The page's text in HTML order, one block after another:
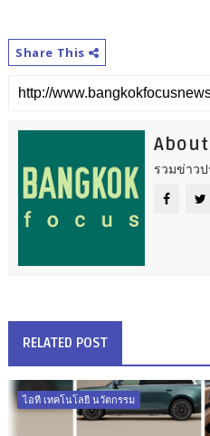
Share This
About
รวมข่าว
RELATED POST
ไอที เทคโนโลยี นวัตกรรม